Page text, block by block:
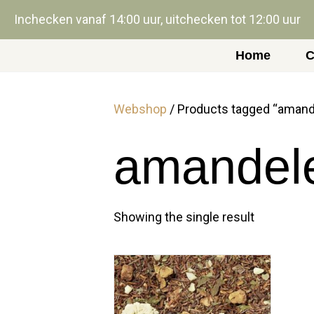
Inchecken vanaf 14:00 uur, uitchecken tot 12:00 uur
Home
Webshop / Products tagged
Showing the single result